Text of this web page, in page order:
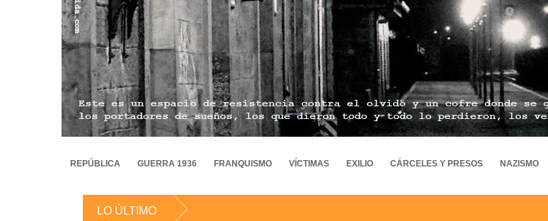
REPÚBLICA GUERRA 1936 FRANQUISMO VÍCTIMAS EXILIO CÁRCELES Y PRESOS NAZISMO
LO ÚLTIMO